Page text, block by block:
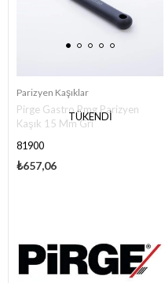
TÜKENDI
Parizyen Kaşıklar
Pirge Gastro Pmg Parizyen
Kaşık 15 Mm Gri
81900
₺657,06